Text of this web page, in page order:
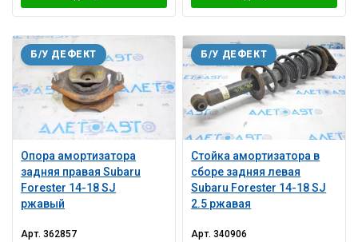
Опора амортизатора
задняя правая Subaru
Forester 14-18 SJ
ржавый
Б/У ДЕФЕКТ
Арт.362857
Стойка амортизатора в
сборе задняя левая
Subaru Forester 14-18 SJ
2.5 ржавая
Б/У ДЕФЕКТ
Арт.340906